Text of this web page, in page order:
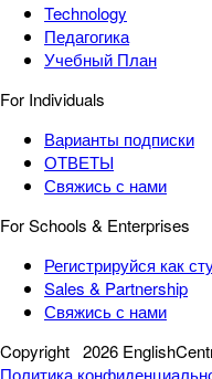
Technology
Педагогика
Учебный План
For Individuals
Варианты подписки
ОТВЕТЫ
Свяжись с нами
For Schools & Enterprises
Регистрируйся как
Sales & Partnership
Свяжись с нами
Copyright 2026